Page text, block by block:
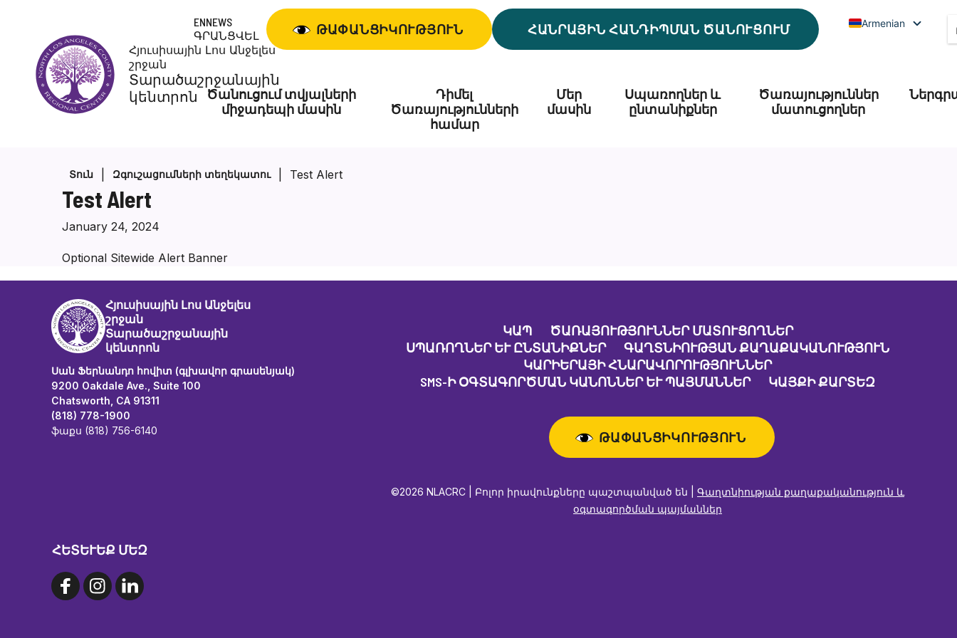
Հյուսիսային Լոս Անջելես
շրջան
Տարածաշրջանային
կենտրոն
ENNEWS
ԳՐԱՆՑՎԵԼ
ԹԱՓԱՆՑԻԿՈՒԹՅՈՒՆ ՀԱՆՐԱՅԻՆ ՀԱՆԴԻՊՄԱՆ ԾԱՆՈՒՑՈՒՄ Armenian
Ծանուցում տվյալների
միջադեպի մասին
Դիմել
Ծառայությունների
համար
Մեր
մասին
Սպառողներ և
ընտանիքներ
Ծառայություններ
մատուցողներ
Տուն Զգուշացումների տեղեկատու Test Alert
Test Alert
January 24, 2024
Optional Sitewide Alert Banner
Հյուսիսային Լոս Անջելես
շրջան
Տարածաշրջանային
կենտրոն
Սան Ֆերնանդո հովիտ (գլխավոր գրասենյակ)
9200 Oakdale Ave., Suite 100
Chatsworth, CA 91311
(818) 778-1900
ֆաքս (818) 756-6140
ԿԱՊ
ԾԱՌԱՅՈՒԹՅՈՒՆՆԵՐ ՄԱՏՈՒՑՈՂՆԵՐ
ՍՊԱՌՈՂՆԵՐ ԵՒ ԸՆՏԱՆԻՔՆԵՐ
ԳԱՂՏՆԻՈՒԹՅԱՆ ՔԱՂԱՔԱԿԱՆՈՒԹՅՈՒՆ
ԿԱՐԻԵՐԱՅԻ ՀՆԱՐԱՎՈՐՈՒԹՅՈՒՆՆԵՐ
SMS-Ի ՕԳՏԱԳՈՐԾՄԱՆ ԿԱՆՈՆՆԵՐ ԵՒ ՊԱՅՄԱՆՆԵՐ
ԿԱՅՔԻ ՔԱՐՏԵԶ
ԹԱՓԱՆՑԻԿՈՒԹՅՈՒՆ
©2026 NLACRC | Բոլոր իրավունքները պաշտպանված են | Գաղտնիության քաղաքականություն և
օգտագործման պայմաններ
ՀԵՏԵՒԵՔ ՄԵԶ